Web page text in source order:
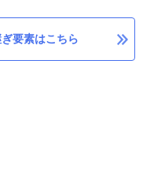
要素はこちら